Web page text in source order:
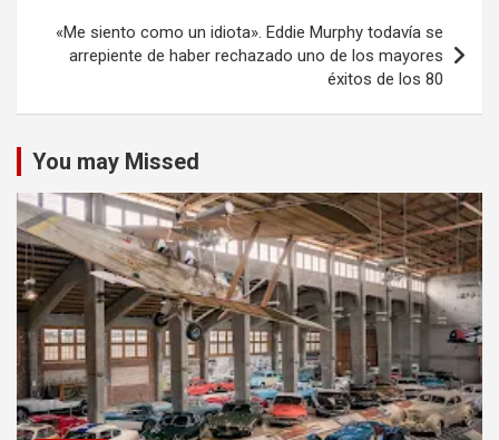
entradas
«Me siento como un idiota». Eddie Murphy todavía se
arrepiente de haber rechazado uno de los mayores
éxitos de los 80
You may Missed